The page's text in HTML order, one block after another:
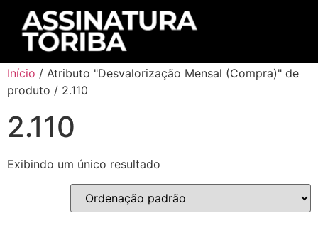
Início / Atributo "Desvalorização Mensal (Compra)" de
produto / 2.110
2.110
Exibindo um único resultado